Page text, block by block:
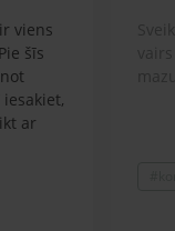
viens
šīs
ar